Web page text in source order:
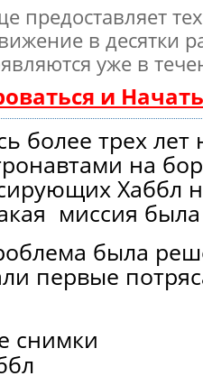
предоставляет
в десятки
уже в
и
более трех
на
Хаббл
миссия
была
первые